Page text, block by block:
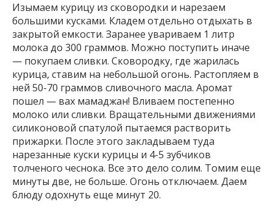
Изымаем курицу из сковородки и нарезаем
большими кусками. Кладем отдельно отдыхать в
закрытой емкости. Заранее увариваем 1 литр
молока до 300 граммов. Можно поступить иначе
— покупаем сливки. Сковородку, где жарилась
курица, ставим на небольшой огонь. Растопляем в
ней 50-70 граммов сливочного масла. Аромат
пошел — вах мамаджан! Вливаем постепенно
молоко или сливки. Вращательными движениями
силиконовой спатулой пытаемся растворить
прижарки. После этого закладываем туда
нарезанные куски курицы и 4-5 зубчиков
толченого чеснока. Все это дело солим. Томим еще
минуты две, не больше. Огонь отключаем. Даем
блюду одохнуть еще минут 20.